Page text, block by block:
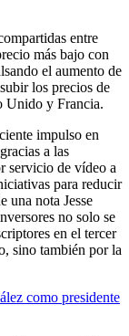
entre
más bajo con
el aumento de
los precios de
Unido y Francia.
impulso en
a las
servicio de vídeo a
para reducir
una nota Jesse
no solo se
en el tercer
sino también por la
como presidente